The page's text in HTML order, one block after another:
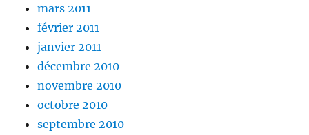
mars 2011
février 2011
janvier 2011
décembre 2010
novembre 2010
octobre 2010
septembre 2010